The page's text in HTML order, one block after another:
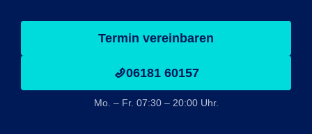
Termin vereinbaren
06181 60157
Mo. – Fr. 07:30 – 20:00 Uhr.